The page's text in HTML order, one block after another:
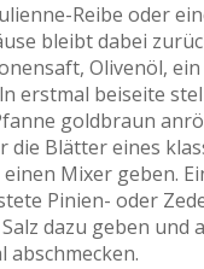
Reibe oder
bleibt dabei
Olivenöl,
erstmal beiseite
goldbraun
die Blätter eines
Mixer geben.
Pinien- oder
dazu geben und